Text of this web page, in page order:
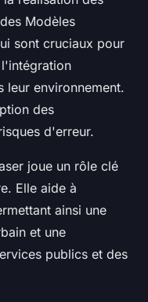
Modèles
sont cruciaux pour
l'intégration
leur environnement.
des
d'erreur.
joue un rôle clé
Elle aide à
ainsi une
et une
publics et des